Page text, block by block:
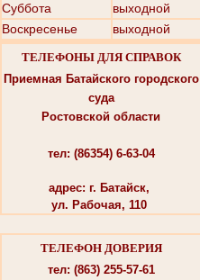
Суббота
выходной
Воскресенье
выходной
ТЕЛЕФОНЫ ДЛЯ СПРАВОК
Приемная Батайского городского
суда
Ростовской области
тел: (86354) 6-63-04
адрес: г. Батайск,
ул. Рабочая, 110
ТЕЛЕФОН ДОВЕРИЯ
тел: (863) 255-57-61